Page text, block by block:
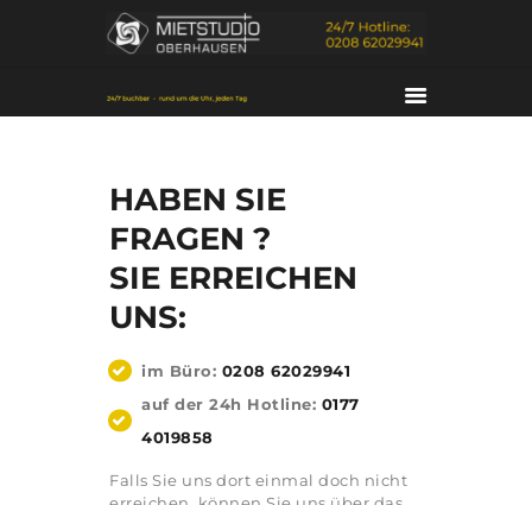
HOME
SERVICES
KONTAKT
PORTFOLIO
ÜBER UNS
HABEN SIE
FRAGEN ?
SIE ERREICHEN
UNS:
im Büro: 0208 62029941
auf der 24h Hotline: 0177
4019858
Falls Sie uns dort einmal doch nicht